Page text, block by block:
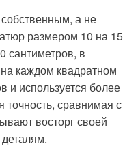
а не
размером 10 на 15
сантиметров, в
каждом квадратном
и используется более
точность, сравнимая с
восторг своей